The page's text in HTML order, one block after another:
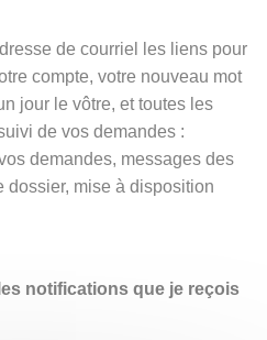
de courriel les liens pour
compte, votre nouveau mot
jour le vôtre, et toutes les
de vos demandes :
demandes, messages des
dossier, mise à disposition
notifications que je reçois